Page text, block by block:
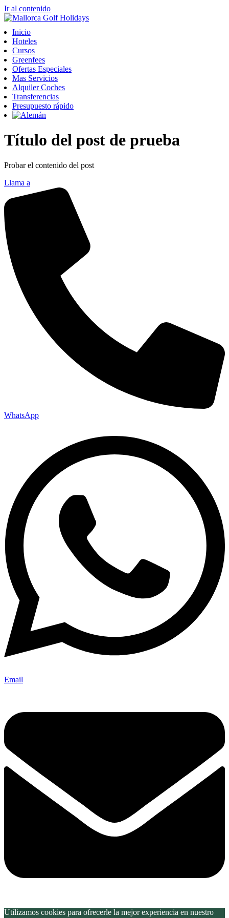
Ir al contenido
Inicio
Hoteles
Cursos
Greenfees
Ofertas Especiales
Mas Servicios
Alquiler Coches
Transferencias
Presupuesto rápido
Título del post de prueba
Probar el contenido del post
Llama a
WhatsApp
Email
Utilizamos cookies para ofrecerle la mejor experiencia en nuestro